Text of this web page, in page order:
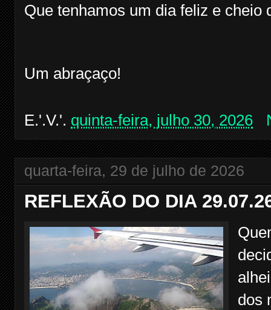
Que tenhamos um dia feliz e cheio
Um abraçaço!
E.'.V.'. quinta-feira, julho 30, 2026
quarta-feira, 29 de julho de 2026
REFLEXÃO DO DIA
dos